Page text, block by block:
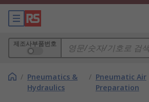
제조사부품번호
/ Pneumatics &
Hydraulics
/ Pneumatic Air
Preparation